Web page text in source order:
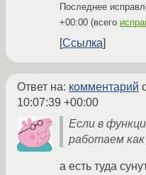
Последнее
+00:00 (всего
Ссылка
Ответ на: комментарий
10:07:39 +00:00
Если в
работаем
а есть туда